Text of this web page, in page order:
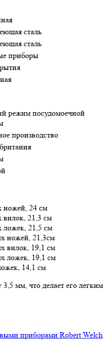
сталь
сталь
приборы
режим посудомоечной
производство
ножей, 24 см
вилок, 21,3 см
ложек, 21,5 см
ножей, 21,3см
вилок, 19,1 см
ложек, 19,1 см
14,1 см
мм, что делает его легким
приборами Robert Welch